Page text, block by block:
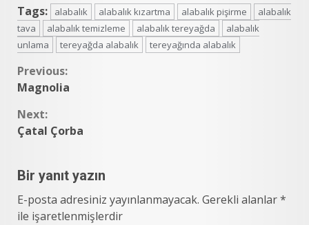
Tags:
alabalık alabalık kızartma alabalık pişirme
alabalık
tava
alabalık temizleme alabalık tereyağda
alabalık
unlama
tereyağda alabalık tereyağında alabalık
Continue
Reading
Previous:
Magnolia
Next:
Çatal Çorba
Bir yanıt yazın
E-posta adresiniz yayınlanmayacak. Gerekli alanlar*
ile işaretlenmişlerdir